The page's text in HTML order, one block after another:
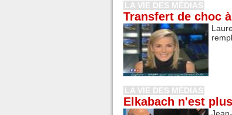
LA VIE DES MÉDIAS
Transfert de choc
LA VIE DES MÉDIAS
Elkabach n'est